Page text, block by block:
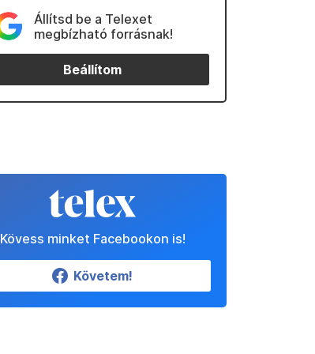
Állítsd be a Telexet
megbízható forrásnak!
Beállítom
Kövess minket Facebookon is!
Követem!